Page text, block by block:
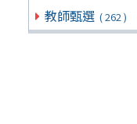
教師甄選 ( 262 )